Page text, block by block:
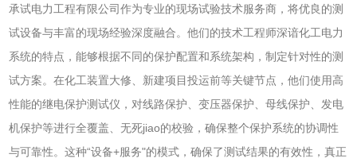
承试电力工程有限公司作为专业的现场试验技术服务商，将优良的测
试设备与丰富的现场经验深度融合。他们的技术工程师深谙化工电力
系统的特点，能够根据不同的保护配置和系统架构，制定针对性的测
试方案。在化工装置大修、新建项目投运前等关键节点，他们使用高
性能的继电保护测试仪，对线路保护、变压器保护、母线保护、发电
机保护等进行全覆盖、无死jiao的校验，确保整个保护系统的协调性
与可靠性。这种“设备+服务"的模式，确保了测试结果的有效性，真正